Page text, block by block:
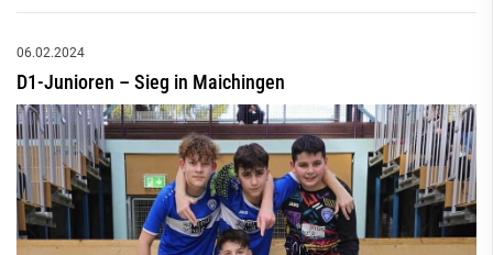
06.02.2024
D1-Junioren – Sieg in Maichingen